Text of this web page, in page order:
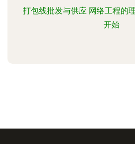
打包线批发与供应 网络工程的
开始